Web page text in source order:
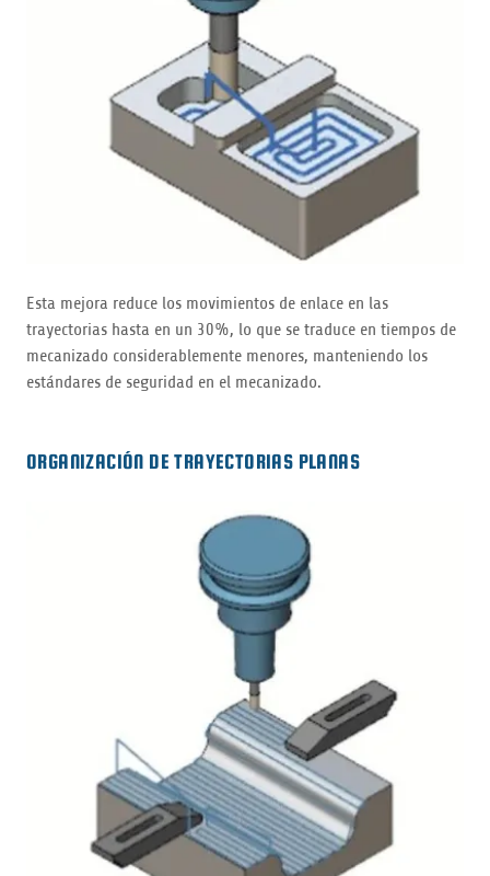
Esta mejora reduce los movimientos de enlace en las
trayectorias hasta en un 30%, lo que se traduce en tiempos de
mecanizado considerablemente menores, manteniendo los
estándares de seguridad en el mecanizado.
ORGANIZACIÓN DE TRAYECTORIAS PLANAS